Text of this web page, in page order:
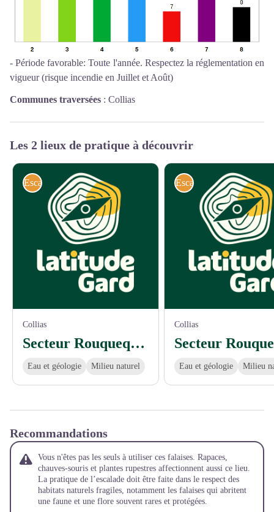
- Période favorable: Toute l'année. Respectez la réglementation en
vigueur (risque incendie en Juillet et Août)
Communes traversées : Collias
Les 2 lieux de pratique à découvrir
Escalade
Collias
Secteur Rouquequette
Eau et géologie Milieu naturel
Escalade
Collias
Secteur
Eau et géologie Milieu
Recommandations
Vous n'êtes pas les seuls à utiliser ces falaises. Rapaces,
chauves-souris et plantes rupestres affectionnent aussi ce lieu.
La pratique de l’escalade doit être faite dans le respect des
habitats naturels fragiles, notamment les falaises qui abritent
une faune et une flore souvent rares et protégées.